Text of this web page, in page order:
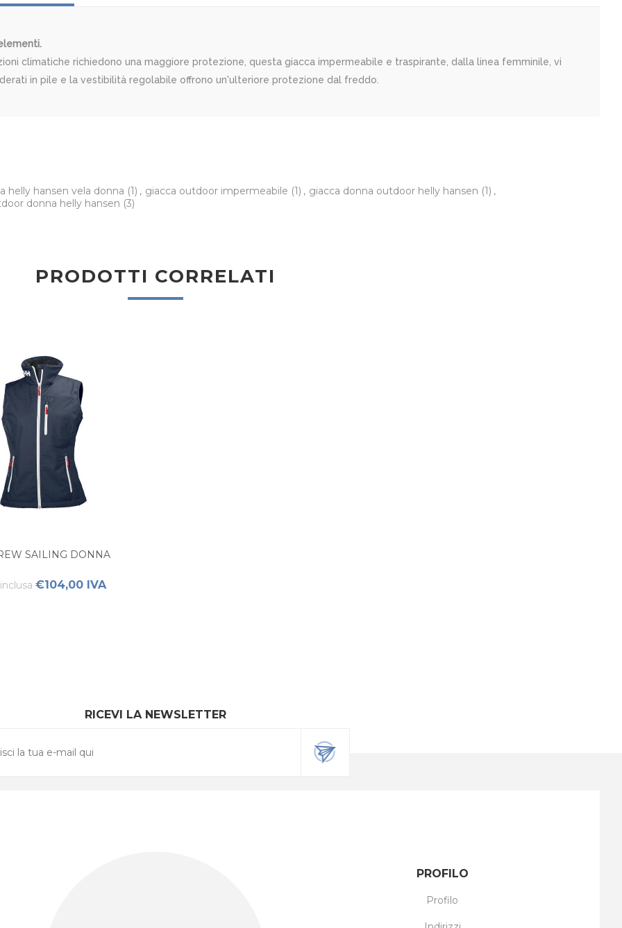
climatiche richiedono una maggiore protezione, questa giacca impermeabile e traspirante, dalla linea femminile, vi
in pile e la vestibilità regolabile offrono un'ulteriore protezione dal freddo.
helly hansen vela donna (1) , giacca outdoor impermeabile (1) , giacca donna outdoor helly hansen (1) ,
donna helly hansen (3)
PRODOTTI CORRELATI
SAILING DONNA
€104,00 IVA
RICEVI LA NEWSLETTER
PROFILO
Profilo